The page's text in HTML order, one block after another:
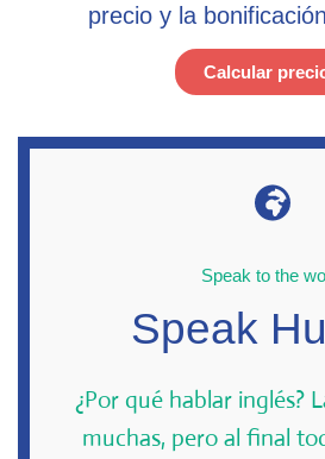
precio y la
Calcular
Speak to the
Speak
¿Por qué hablar inglés?
muchas, pero al final